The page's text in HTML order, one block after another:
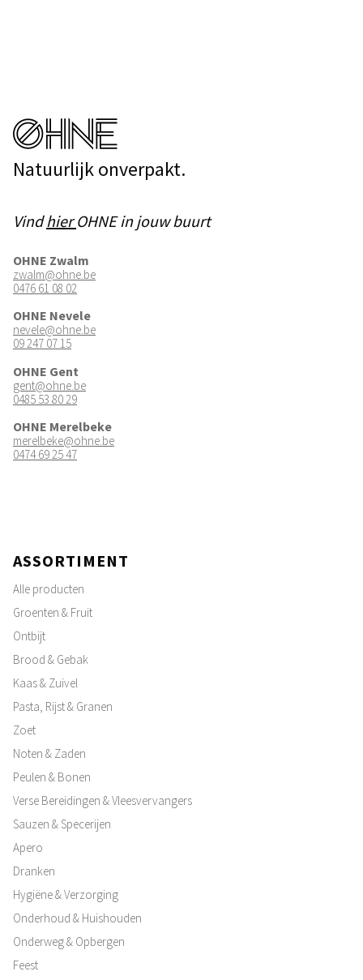
Natuurlijk onverpakt.
VindhierOHNE in jouw buurt
OHNE Zwalm
zwalm@ohne.be
0476 61 08 02
OHNE Nevele
nevele@ohne.be
09 247 07 15
OHNE Gent
gent@ohne.be
0485 53 80 29
OHNE Merelbeke
merelbeke@ohne.be
0474 69 25 47
ASSORTIMENT
Alle producten
Groenten & Fruit
Ontbijt
Brood & Gebak
Kaas & Zuivel
Pasta, Rijst & Granen
Zoet
Noten & Zaden
Peulen & Bonen
Verse Bereidingen & Vleesvervangers
Sauzen & Specerijen
Apero
Dranken
Hygiëne & Verzorging
Onderhoud & Huishouden
Onderweg & Opbergen
Feest